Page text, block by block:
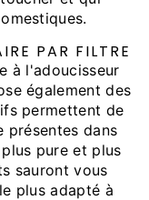
PAR FILTRE
à l'adoucisseur
également des
permettent de
présentes dans
pure et plus
sauront vous
plus adapté à